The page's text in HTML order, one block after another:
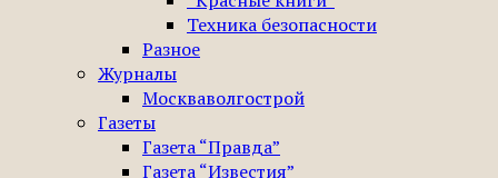
Техника безопасности
Разное
Журналы
Москваволгострой
Газеты
Газета “Правда”
Газета “Известия”